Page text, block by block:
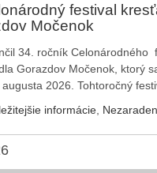
festival
Močenok
34. ročník Celonárodného
Gorazdov Močenok, ktorý
2026. Tohtoročný
informácie